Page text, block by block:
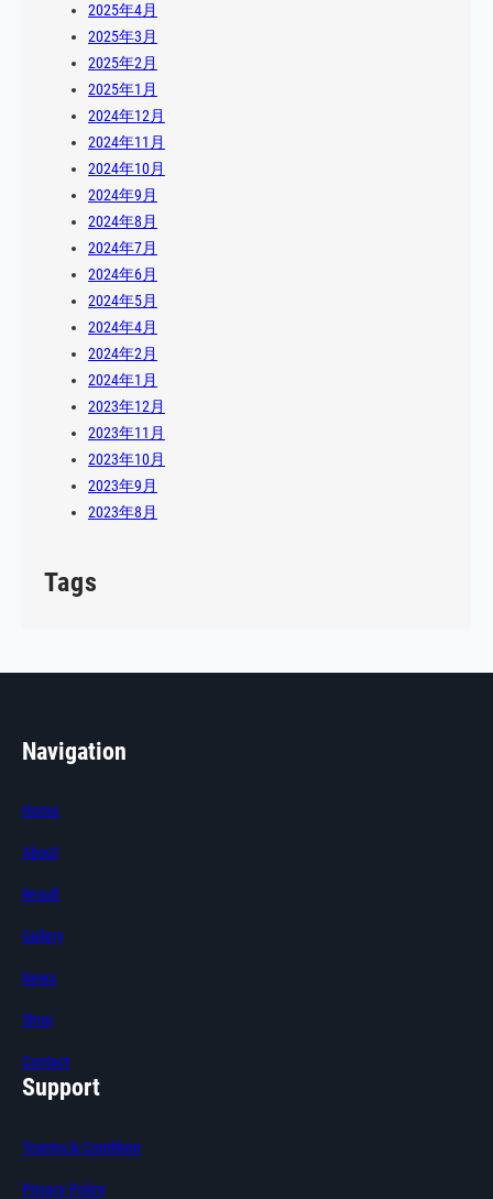
2025年4月
2025年3月
2025年2月
2025年1月
2024年12月
2024年11月
2024年10月
2024年9月
2024年8月
2024年7月
2024年6月
2024年5月
2024年4月
2024年2月
2024年1月
2023年12月
2023年11月
2023年10月
2023年9月
2023年8月
Tags
Navigation
Home
About
Result
Gallery
News
Shop
Contact
Support
Tearms & Condition
Privacy Policy